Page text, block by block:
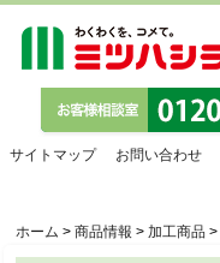
サイトマップ お問い合わせ
ホーム > 商品情報 > 加工商品 >